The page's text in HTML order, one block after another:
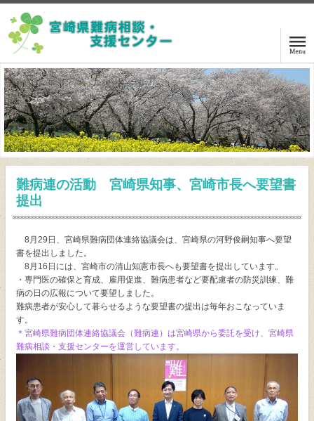
ホーム
ご相談の方は
講演・交流会案内
センターニュース
難病等情報
センターアクセス
個人情報保護方針
お問い合わせ
難病連の活動 宮崎県知事、宮崎市長へ要望書
提出
8月29日、宮崎県難病団体連絡協議会は、宮崎県の河野俊嗣知事へ要望
書を提出しました。
8月16日には、宮崎市の清山知憲市長へも要望書を提出しています。
・専門医の確保と育成、雇用促進、難病患者など要配慮者の防災訓練、難
病の日の広報について要望しました。
難病患者が安心して暮らせるような要望書の提出は毎年おこなっていま
す。
＊宮崎県難病団体連絡協議会（難病連）は宮崎県から委託を受け、宮崎県
難病相談・支援センターを運営しています。